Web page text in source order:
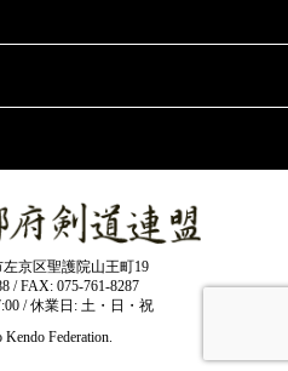
左京区聖護院山王町19
/ FAX: 075-761-8287
/ 休業日: 土・日・祝
Federation.